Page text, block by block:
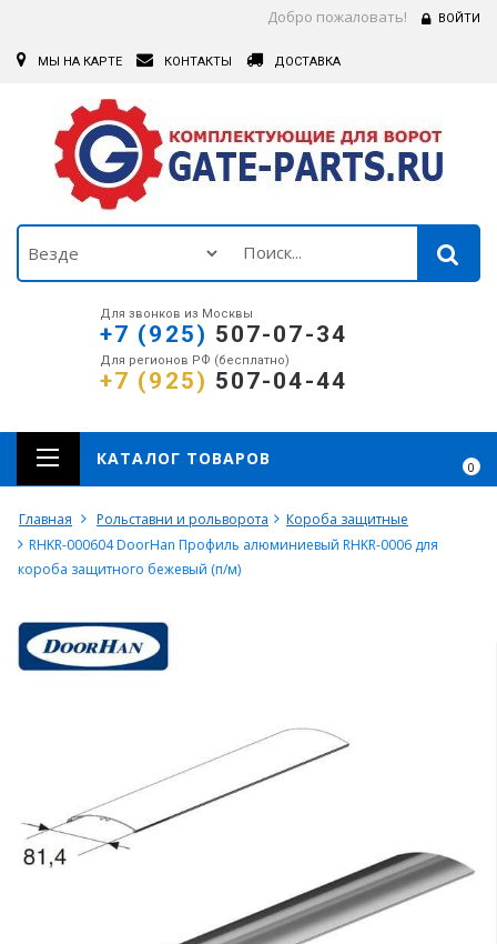
Добро пожаловать! ВОЙТИ
МЫ НА КАРТЕ КОНТАКТЫ ДОСТАВКА
Для звонков из Москвы
+7 (925) 507-07-34
Для регионов РФ (бесплатно)
+7 (925) 507-04-44
0
КАТАЛОГ ТОВАРОВ
Главная Рольставни и рольворота
Короба защитные
RHKR-000604 DoorHan Профиль алюминиевый RHKR-0006 для
короба защитного бежевый (п/м)